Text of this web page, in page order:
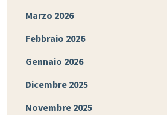
Marzo 2026
Febbraio 2026
Gennaio 2026
Dicembre 2025
Novembre 2025